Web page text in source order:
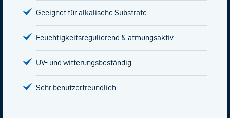
Geeignet für alkalische Substrate
Feuchtigkeitsregulierend & atmungsaktiv
UV- und witterungsbeständig
Sehr benutzerfreundlich